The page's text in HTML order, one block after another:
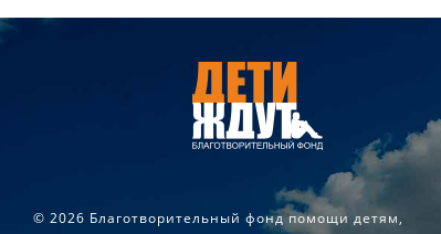
© 2026 Благотворительный фонд помощи детям,